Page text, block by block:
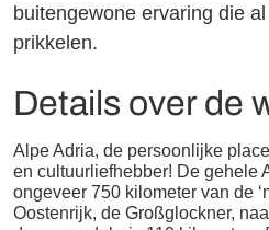
buitengewone ervaring die
prikkelen.
Details over de
Alpe Adria, de persoonlijke
en cultuurliefhebber! De gehele
ongeveer 750 kilometer van de
Oostenrijk, de Großglockner,